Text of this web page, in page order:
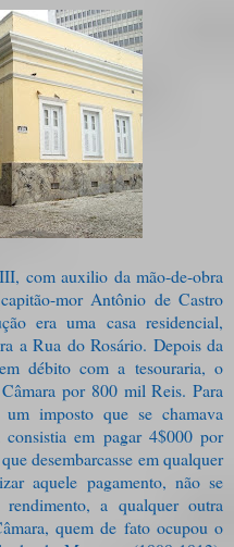
com auxilio da mão-de-obra
mor Antônio de Castro
era uma casa residencial,
a Rua do Rosário. Depois da
débito com a tesouraria, o
por 800 mil Reis. Para
imposto que se chamava
em pagar 4$000 por
desembarcasse em qualquer
aquele pagamento, não se
a qualquer outra
quem de fato ocupou o